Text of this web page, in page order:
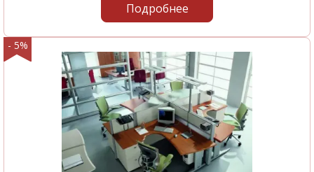
Подробнее
- 5%